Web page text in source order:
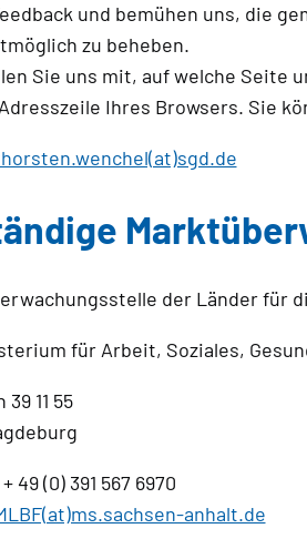
und bemühen uns, die
zu beheben.
Sie uns mit, auf welche Seite
Ihres Browsers. Sie
der Länder für
für Arbeit, Soziales,
11 55
49 (0) 391 567 6970
anhalt.de